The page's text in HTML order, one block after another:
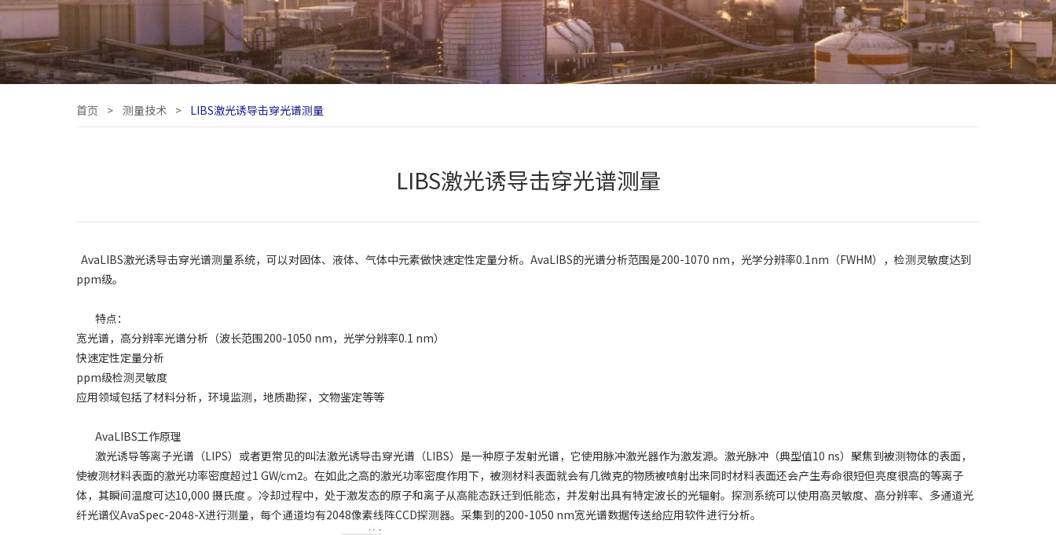
首页 > 测量技术 > LIBS激光诱导击穿光谱测量
LIBS激光诱导击穿光谱测量
AvaLIBS激光诱导击穿光谱测量系统，可以对固体、液体、气体中元素做快速定性定量分析。AvaLIBS的光谱分析范围是200-1070 nm，光学分辨率0.1nm（FWHM），检测灵敏度达到
ppm级。
特点：
宽光谱，高分辨率光谱分析（波长范围200-1050 nm，光学分辨率0.1 nm）
快速定性定量分析
ppm级检测灵敏度
应用领域包括了材料分析，环境监测，地质勘探，文物鉴定等等
AvaLIBS工作原理
激光诱导等离子光谱（LIPS）或者更常见的叫法激光诱导击穿光谱（LIBS）是一种原子发射光谱，它使用脉冲激光器作为激发源。激光脉冲（典型值10 ns）聚焦到被测物体的表面，
使被测材料表面的激光功率密度超过1 GW/cm2。在如此之高的激光功率密度作用下，被测材料表面就会有几微克的物质被喷射出来同时材料表面还会产生寿命很短但亮度很高的等离子
体，其瞬间温度可达10,000 摄氏度 。冷却过程中，处于激发态的原子和离子从高能态跃迁到低能态，并发射出具有特定波长的光辐射。探测系统可以使用高灵敏度、高分辨率、多通道光
纤光谱仪AvaSpec-2048-X进行测量，每个通道均有2048像素线阵CCD探测器。采集到的200-1050 nm宽光谱数据传送给应用软件进行分析。